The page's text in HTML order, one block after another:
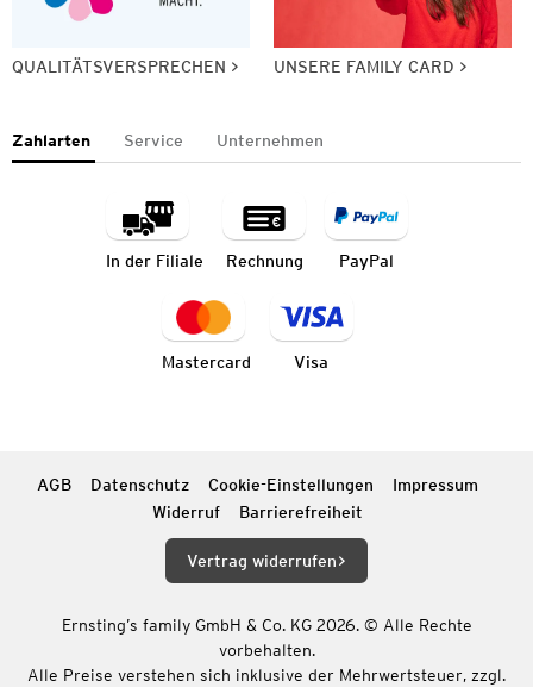
QUALITÄTSVERSPRECHEN UNSERE FAMILY CARD
Zahlarten Service Unternehmen
In der Filiale Rechnung PayPal
Mastercard Visa
AGB Datenschutz Cookie-Einstellungen
Impressum
Widerruf
Barrierefreiheit
Vertrag widerrufen
Ernsting’s family GmbH & Co. KG 2026. © Alle Rechte
vorbehalten.
Alle Preise verstehen sich inklusive der Mehrwertsteuer, zzgl.